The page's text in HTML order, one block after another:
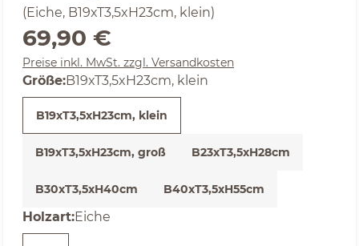
(Eiche, B19xT3,5xH23cm, klein)
Regulärer Preis:
69,90 €
Preise inkl. MwSt. zzgl. Versandkosten
Größeauswählen
:B19xT3,5xH23cm, klein
B19xT3,5xH23cm, klein
B19xT3,5xH23cm, groß B23xT3,5xH28cm
B30xT3,5xH40cm B40xT3,5xH55cm
Holzartauswählen
:Eiche